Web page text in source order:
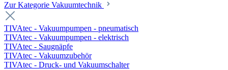
Zur Kategorie Vakuumtechnik
TIVAtec - Vakuumpumpen - pneumatisch
TIVAtec - Vakuumpumpen - elektrisch
TIVAtec - Saugnäpfe
TIVAtec - Vakuumzubehör
TIVAtec - Druck- und Vakuumschalter